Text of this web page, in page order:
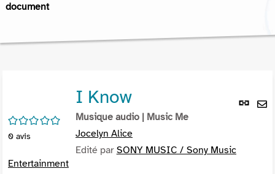
document
Lien
/5
0 avis
I Know
Musique audio | Music Me
Jocelyn Alice
Edité par SONY MUSIC / Sony Music
Entertainment